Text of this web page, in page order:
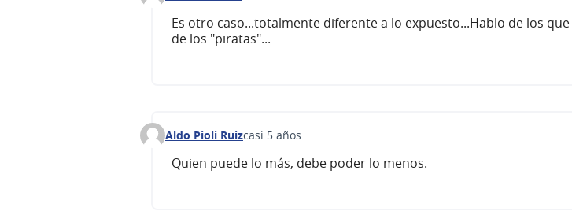
Es otro caso...totalmente diferente a lo expuesto...Hablo de los que
de los "piratas"...
Comentario 118
Aldo Pioli Ruizcasi 5 años
Quien puede lo más, debe poder lo menos.